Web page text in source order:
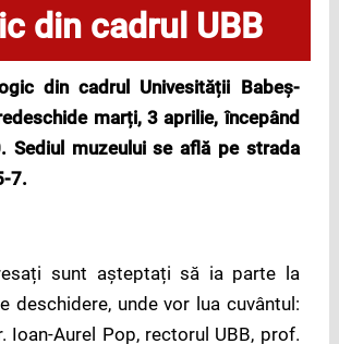
din cadrul UBB
din cadrul Univesității Babeș-
marți, 3 aprilie, începând
Sediul muzeului se află pe strada
7.
sunt așteptați să ia parte la
deschidere, unde vor lua cuvântul:
Ioan-Aurel Pop, rectorul UBB, prof.